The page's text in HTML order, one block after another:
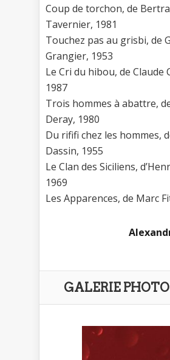
Coup de torchon, de
Tavernier, 1981
Touchez pas au grisbi, de
Grangier, 1953
Le Cri du hibou, de Claude
1987
Trois hommes à abattre,
Deray, 1980
Du rififi chez les hommes,
Dassin, 1955
Le Clan des Siciliens,
1969
Les Apparences, de Marc
GALERIE